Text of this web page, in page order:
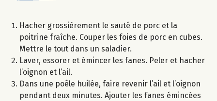
Hacher grossièrement le sauté de porc et la
poitrine fraîche. Couper les foies de porc en cubes.
Mettre le tout dans un saladier.
Laver, essorer et émincer les fanes. Peler et hacher
l’oignon et l’ail.
Dans une poêle huilée, faire revenir l’ail et l’oignon
pendant deux minutes. Ajouter les fanes émincées